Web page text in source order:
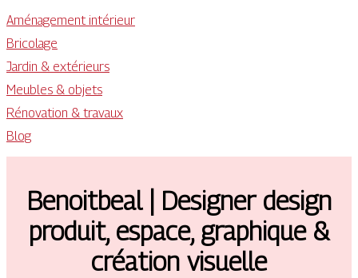
Aménagement intérieur
Bricolage
Jardin & extérieurs
Meubles & objets
Rénovation & travaux
Blog
Benoitbeal | Designer design
produit, espace, graphique &
création visuelle